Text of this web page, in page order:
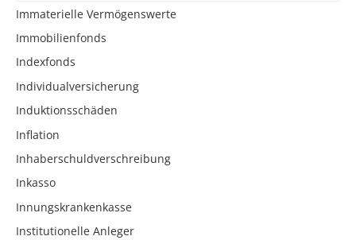
Immaterielle Vermögenswerte
Immobilienfonds
Indexfonds
Individualversicherung
Induktionsschäden
Inflation
Inhaberschuldverschreibung
Inkasso
Innungskrankenkasse
Institutionelle Anleger